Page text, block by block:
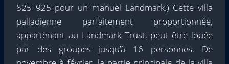
825 925 pour un manuel Landmark.) Cette villa
palladienne parfaitement proportionnée,
appartenant au Landmark Trust, peut être louée
par des groupes jusqu’à 16 personnes. De